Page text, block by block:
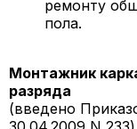
ремонту
пола.
Монтажник
разряда
(введено